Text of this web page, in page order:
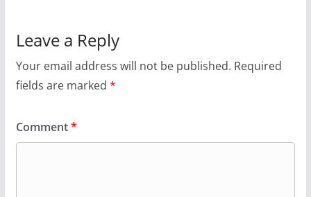
Leave a Reply
Your email address will not be published. Required
fields are marked *
Comment*